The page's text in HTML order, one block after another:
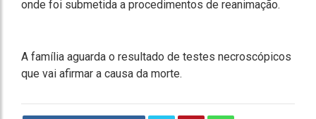
onde foi submetida a procedimentos de reanimação.
A família aguarda o resultado de testes necroscópicos
que vai afirmar a causa da morte.